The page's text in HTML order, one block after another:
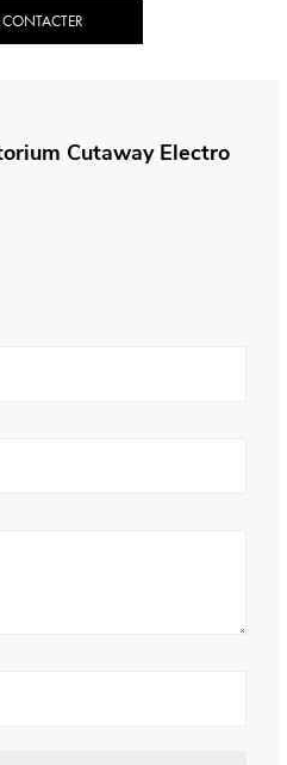
Cutaway Electro